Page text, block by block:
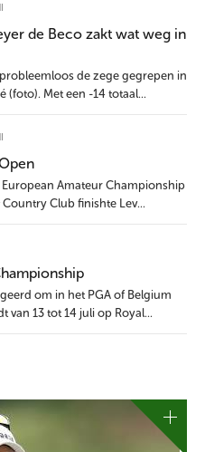
de Beco zakt wat weg in
de zege gegrepen in
(foto). Met een -14 totaal...
Amateur Championship
Club finishte Lev...
om in het PGA of Belgium
van 13 tot 14 juli op Royal...